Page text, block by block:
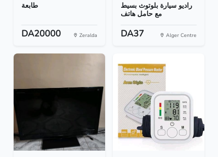
طابعة
DA20000 Zeralda
راديو سيارة بلوتوث بسيط
مع حامل هاتف
DA37 Alger Centre